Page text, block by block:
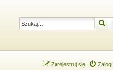
Zarejestruj się